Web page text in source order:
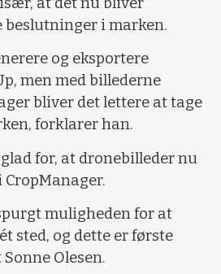
i marken.
og eksportere
men med billederne
bliver det lettere at tage
forklarer han.
for, at dronebilleder nu
muligheden for at
sted, og dette er første
Olesen.